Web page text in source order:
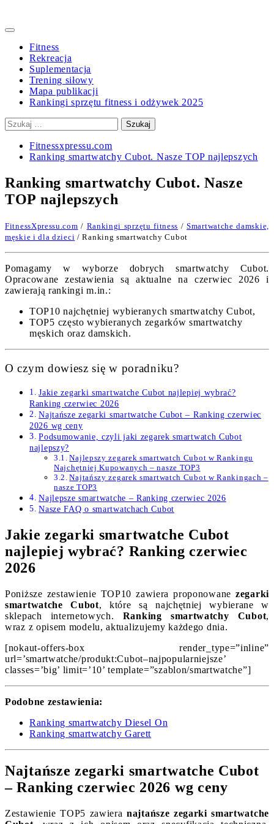
Primary
Fitness
Rekreacja
Suplementacja
Trening siłowy
Mapa publikacji
Rankingi sprzętu fitness i odżywek 2025
Szukaj:
Fitnessxpressu.com
Ranking smartwatchy Cubot. Nasze TOP najlepszych
Ranking smartwatchy Cubot. Nasze
TOP najlepszych
FitnessXpressu.com / Rankingi sprzętu fitness /Smartwatche damskie,
męskie i dla dzieci / Ranking smartwatchy Cubot
Pomagamy w wyborze dobrych smartwatchy Cubot.
Opracowane zestawienia są aktualne na czerwiec 2026 i
zawierają rankingi m.in.:
TOP10 najchętniej wybieranych smartwatchy Cubot,
TOP5 często wybieranych zegarków smartwatchy
męskich oraz damskich.
O czym dowiesz się w poradniku?
Jakie zegarki smartwatche Cubot najlepiej wybrać?
Ranking czerwiec 2026
Najtańsze zegarki smartwatche Cubot – Ranking czerwiec
2026 wg ceny
Podsumowanie, czyli jaki zegarek smartwatch Cubot
najlepszy?
Najlepszy zegarek smartwatch Cubot w Rankingu
Najchętniej Kupowanych – nasze TOP3
Najtańszy zegarek smartwatch Cubot w Rankingach –
nasze TOP3
Najlepsze smartwatche – Ranking czerwiec 2026
Nasze FAQ o smartwatchach Cubot
Jakie zegarki smartwatche Cubot
najlepiej wybrać? Ranking czerwiec
2026
Poniższe zestawienie TOP10 zawiera proponowanezegarki
smartwatche Cubot, które są najchętniej wybierane w
sklepach internetowych. Ranking smartwatchy Cubot,
wraz z opisem modelu, aktualizujemy każdego dnia.
[nokaut-offers-box render_type=”inline”
url=’smartwatche/produkt:Cubot–najpopularniejsze’
classes=’big’ limit=’10’ template=”szablon/smartwatche”]
Podobne zestawienia:
Ranking smartwatchy Diesel On
Ranking smartwatchy Garett
Najtańsze zegarki smartwatche Cubot
– Ranking czerwiec 2026 wg ceny
Zestawienie TOP5 zawieranajtańsze zegarki smartwatche